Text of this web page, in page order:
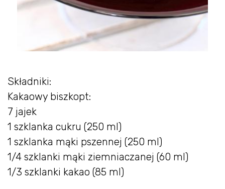
Składniki:
Kakaowy biszkopt:
7 jajek
1 szklanka cukru (250 ml)
1 szklanka mąki pszennej (250 ml)
1/4 szklanki mąki ziemniaczanej (60 ml)
1/3 szklanki kakao (85 ml)